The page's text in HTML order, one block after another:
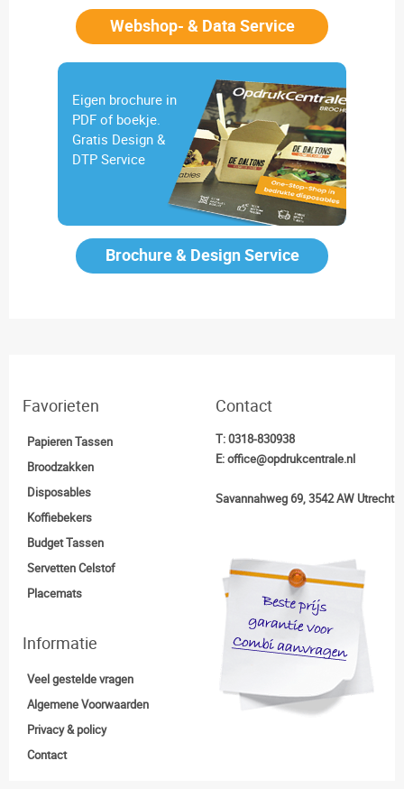
Webshop- & Data Service
Eigen brochure in
PDF of boekje.
Gratis Design &
DTP Service
Brochure & Design Service
Favorieten
Papieren Tassen
Broodzakken
Disposables
Koffiebekers
Budget Tassen
Servetten Celstof
Placemats
Contact
T:0318-830938
E:office@opdrukcentrale.nl
Savannahweg 69, 3542 AW Utrecht
Informatie
Veel gestelde vragen
Algemene Voorwaarden
Privacy & policy
Contact